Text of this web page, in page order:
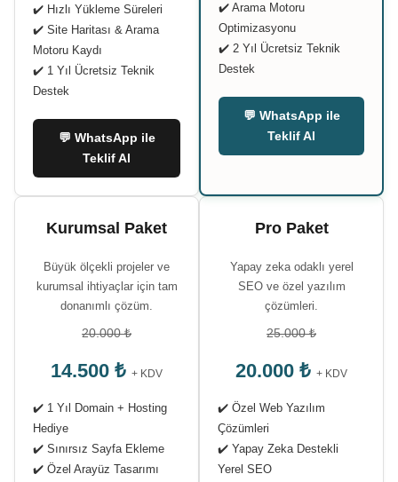
✔️ Hızlı Yükleme Süreleri
✔️ Site Haritası & Arama
Motoru Kaydı
✔️ 1 Yıl Ücretsiz Teknik
Destek
💬 WhatsApp ile
Teklif Al
✔️ Arama Motoru
Optimizasyonu
✔️ 2 Yıl Ücretsiz Teknik
Destek
💬 WhatsApp ile
Teklif Al
Kurumsal Paket
Büyük ölçekli projeler ve
kurumsal ihtiyaçlar için tam
donanımlı çözüm.
20.000 ₺
14.500 ₺ + KDV
✔️ 1 Yıl Domain + Hosting
Hediye
✔️ Sınırsız Sayfa Ekleme
✔️ Özel Arayüz Tasarımı
Pro Paket
Yapay zeka odaklı yerel
SEO ve özel yazılım
çözümleri.
25.000 ₺
20.000 ₺ + KDV
✔️ Özel Web Yazılım
Çözümleri
✔️ Yapay Zeka Destekli
Yerel SEO